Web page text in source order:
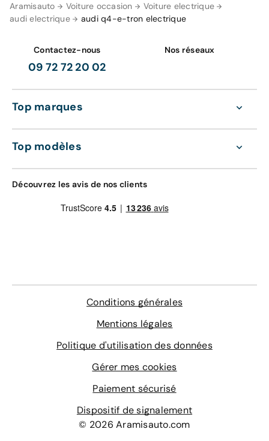
Aramisauto Voiture occasion
Voiture electrique
audi electrique
audi q4-e-tron electrique
Contactez-nous
09 72 72 20 02
Nos réseaux
Top marques
Top modèles
Découvrez les avis de nos clients
Conditions générales
Mentions légales
Politique d'utilisation des données
Gérer mes cookies
Paiement sécurisé
Dispositif de signalement
© 2026 Aramisauto.com